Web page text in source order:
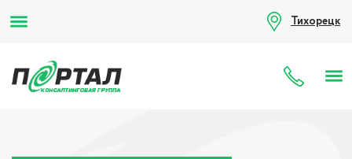
Тихорецк
8